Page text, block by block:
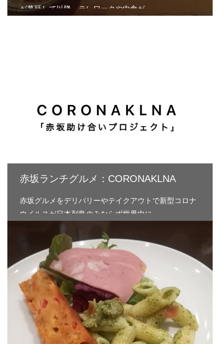
が蔓延して以降、テレワークや中食が…
赤坂ランチグルメ：CORONAKLNA
赤坂グルメをデリバリーやテイクアウトで新型コロナ
ウイルスが日本列島のみならず世界中に…